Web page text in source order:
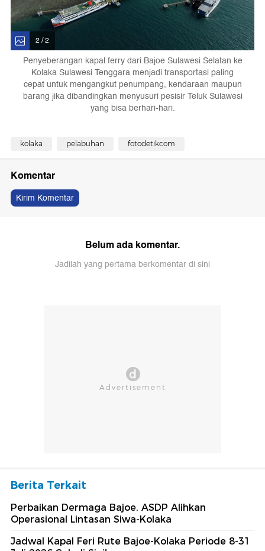
2 / 2
Penyeberangan kapal ferry dari Bajoe Sulawesi Selatan ke
Kolaka Sulawesi Tenggara menjadi transportasi paling
cepat untuk mengangkut penumpang, kendaraan maupun
barang jika dibandingkan menyusuri pesisir Teluk Sulawesi
yang bisa berhari-hari.
kolaka pelabuhan fotodetikcom
Komentar
Kirim Komentar
Belum ada komentar.
Jadilah yang pertama berkomentar di sini
Berita Terkait
Perbaikan Dermaga Bajoe, ASDP Alihkan
Operasional Lintasan Siwa-Kolaka
Jadwal Kapal Feri Rute Bajoe-Kolaka Periode 8-31